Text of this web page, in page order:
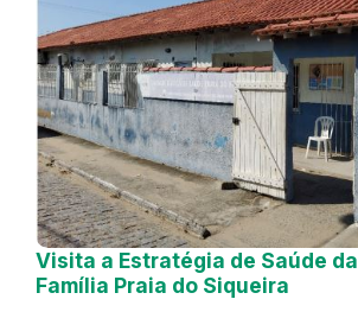
Visita a Estratégia de Saúde da
Família Praia do Siqueira